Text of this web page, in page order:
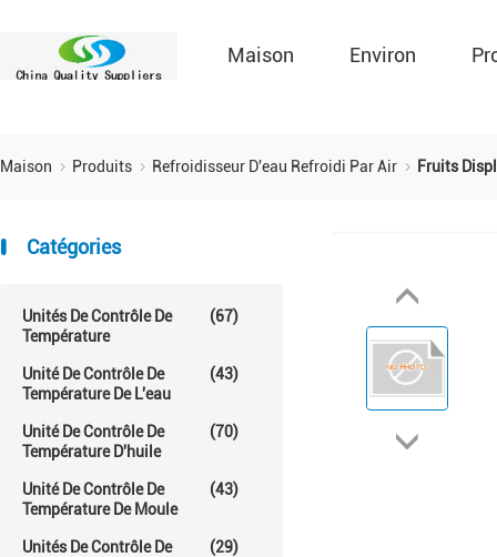
Maison Environ
Maison Produits Refroidisseur D'eau Refroidi Par Air Fruits
Catégories
Unités De Contrôle De
Température
(67)
Unité De Contrôle De
Température De L'eau
(43)
Unité De Contrôle De
Température D'huile
(70)
Unité De Contrôle De
Température De Moule
(43)
Unités De Contrôle De
(29)